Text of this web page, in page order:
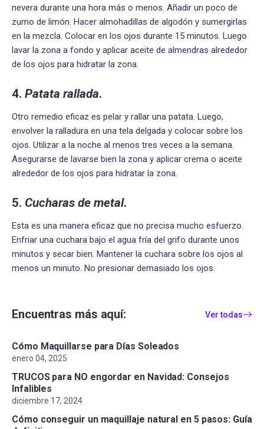
nevera durante una hora más o menos. Añadir un poco de
zumo de limón. Hacer almohadillas de algodón y sumergirlas
en la mezcla. Colocar en los ojos durante 15 minutos. Luego
lavar la zona a fondo y aplicar aceite de almendras alrededor
de los ojos para hidratar la zona.
4. Patata rallada.
Otro remedio eficaz es pelar y rallar una patata. Luego,
envolver la ralladura en una tela delgada y colocar sobre los
ojos. Utilizar a la noche al menos tres veces a la semana.
Asegurarse de lavarse bien la zona y aplicar crema o aceite
alrededor de los ojos para hidratar la zona.
5. Cucharas de metal.
Esta es una manera eficaz que no precisa mucho esfuerzo.
Enfriar una cuchara bajo el agua fría del grifo durante unos
minutos y secar bien. Mantener la cuchara sobre los ojos al
menos un minuto. No presionar demasiado los ojos.
Encuentras más aquí: Ver todas
Cómo Maquillarse para Días Soleados
enero 04, 2025
TRUCOS para NO engordar en Navidad: Consejos
Infalibles
diciembre 17, 2024
Cómo conseguir un maquillaje natural en 5 pasos: Guía